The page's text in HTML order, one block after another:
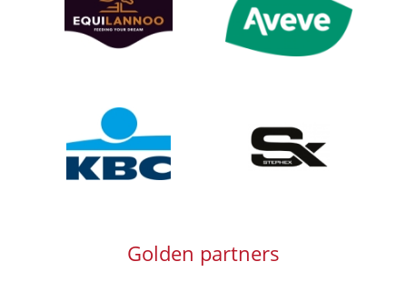
Afbeelding
Golden partners